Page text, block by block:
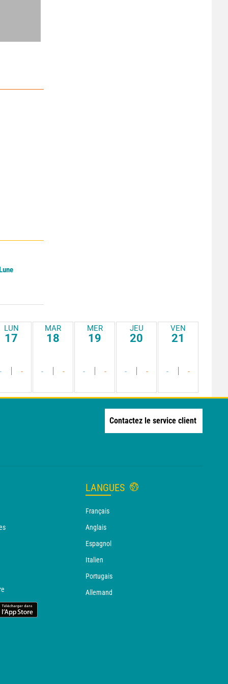
LUN
17
-
MAR
18
- -
MER
19
- -
JEU
20
- -
VEN
21
- -
Contactez le service client
LANGUES
Français
Anglais
Espagnol
Italien
Portugais
Allemand